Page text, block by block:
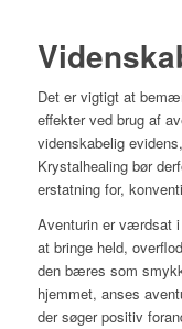
Det er vigtigt at
effekter ved brug af
videnskabelig
Krystalhealing bør
erstatning for,
Aventurin er værdsat
at bringe held,
den bæres som
hjemmet, anses
der søger positiv